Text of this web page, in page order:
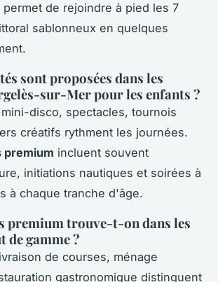
permet de rejoindre à pied les 7
sablonneux en quelques
sont proposées dans les
sur-Mer pour les enfants ?
disco, spectacles, tournois
créatifs rythment les journées.
premium incluent souvent
initiations nautiques et soirées à
à chaque tranche d'âge.
premium trouve-t-on dans les
de gamme ?
de courses, ménage
gastronomique distinguent